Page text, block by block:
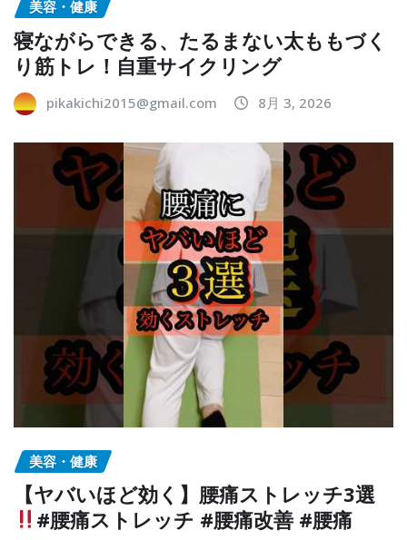
美容・健康
寝ながらできる、たるまない太ももづく
り筋トレ！自重サイクリング
pikakichi2015@gmail.com 8月 3, 2026
美容・健康
【ヤバいほど効く】腰痛ストレッチ3選
#腰痛ストレッチ #腰痛改善 #腰痛